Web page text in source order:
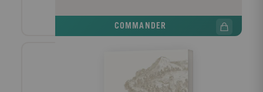
par l'apôtre Barthélemy - Épîtres des apôtres -
Ascension d'Isaïe - Apocalypse d'Esdras - Apocalypse
de Sedrach - Visions d'Esdras - Cinquième livre
Apocalypse de Pierre - Apocalypse de Paul - Livre de
COMMANDER